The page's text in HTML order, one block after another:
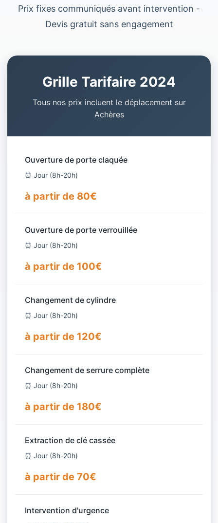
Prix fixes communiqués avant intervention -
Devis gratuit sans engagement
Grille Tarifaire 2024
Tous nos prix incluent le déplacement sur
Achères
Ouverture de porte claquée
⏰ Jour (8h-20h)
à partir de 80€
Ouverture de porte verrouillée
⏰ Jour (8h-20h)
à partir de 100€
Changement de cylindre
⏰ Jour (8h-20h)
à partir de 120€
Changement de serrure complète
⏰ Jour (8h-20h)
à partir de 180€
Extraction de clé cassée
⏰ Jour (8h-20h)
à partir de 70€
Intervention d'urgence